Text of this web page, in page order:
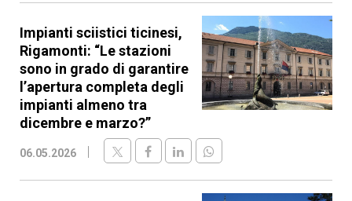
Impianti sciistici ticinesi,
Rigamonti: “Le stazioni
sono in grado di garantire
l’apertura completa degli
impianti almeno tra
dicembre e marzo?”
06.05.2026